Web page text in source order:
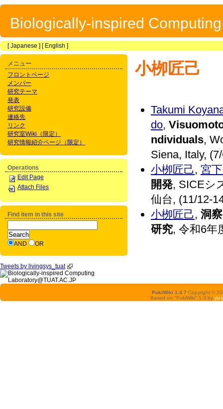
Biologically-inspired
[Japanese ] [ English ]
小栁匠己
Takumi
do,
ndividuals,
Siena, Italy,
小栁匠己, 宮
開発, SICEシ
仙台, (11/12-
小栁匠己, 洞
研究, 令和6年
メニュー
フロントページ
メンバー
研究テーマ
発表
研究設備
連絡先
リンク
研究室Wiki（限定）
研究情報紹介ページ（限定）
Operations
Edit Page
Attach Files
Find item in this site
AND OR
Tweets by livingsys_tuat
PukiWiki 1.4.7 Copyright ©
Based on "PukiWiki" 1.3 by yu-ji